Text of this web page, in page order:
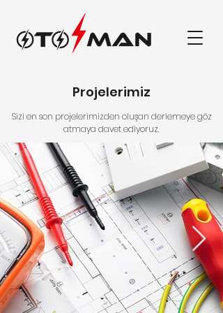
Projelerimiz
Sizi en son projelerimizden oluşan derlemeye göz
atmaya davet ediyoruz.